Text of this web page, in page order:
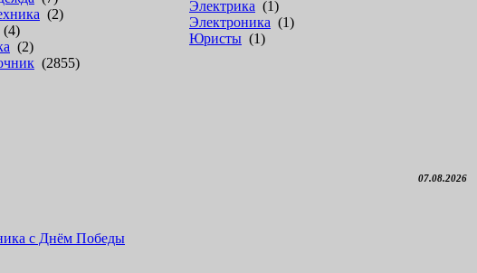
(2)
(4)
(2)
(2855)
Электрика (1)
Электроника (1)
Юристы (1)
07.08.2026
с Днём Победы